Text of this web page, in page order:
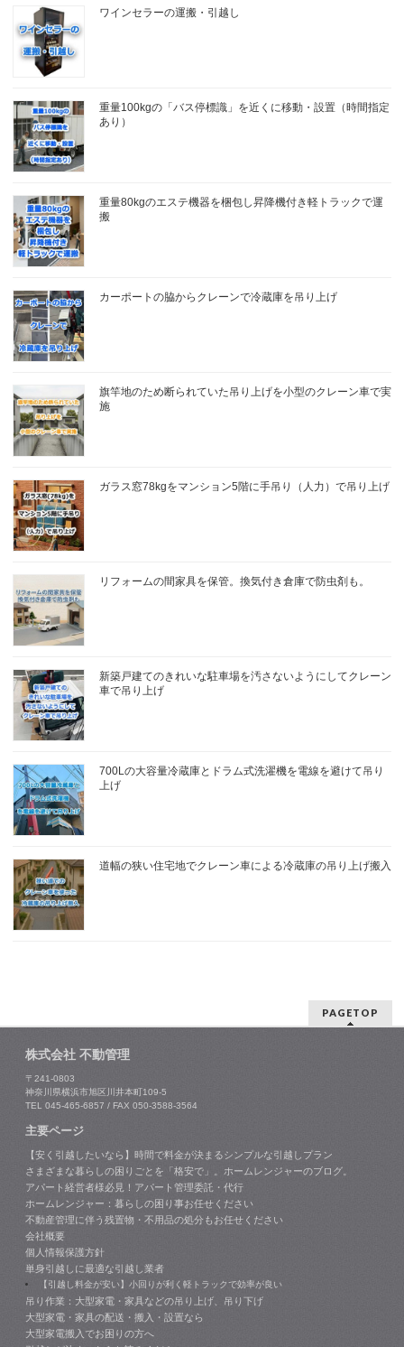
ワインセラーの運搬・引越し
重量100kgの「バス停標識」を近くに移動・設置（時間指定
あり）
重量80kgのエステ機器を梱包し昇降機付き軽トラックで運
搬
カーポートの脇からクレーンで冷蔵庫を吊り上げ
旗竿地のため断られていた吊り上げを小型のクレーン車で実
施
ガラス窓78kgをマンション5階に手吊り（人力）で吊り上げ
リフォームの間家具を保管。換気付き倉庫で防虫剤も。
新築戸建てのきれいな駐車場を汚さないようにしてクレーン
車で吊り上げ
700Lの大容量冷蔵庫とドラム式洗濯機を電線を避けて吊り
上げ
道幅の狭い住宅地でクレーン車による冷蔵庫の吊り上げ搬入
PAGETOP
株式会社 不動管理
〒241-0803
神奈川県横浜市旭区川井本町109-5
TEL 045-465-6857 / FAX 050-3588-3564
主要ページ
【安く引越したいなら】時間で料金が決まるシンプルな引越しプラン
さまざまな暮らしの困りごとを「格安で」。ホームレンジャーのブログ。
アパート経営者様必見！アパート管理委託・代行
ホームレンジャー：暮らしの困り事お任せください
不動産管理に伴う残置物・不用品の処分もお任せください
会社概要
個人情報保護方針
単身引越しに最適な引越し業者
【引越し料金が安い】小回りが利く軽トラックで効率が良い
吊り作業：大型家電・家具などの吊り上げ、吊り下げ
大型家電・家具の配送・搬入・設置なら
大型家電搬入でお困りの方へ